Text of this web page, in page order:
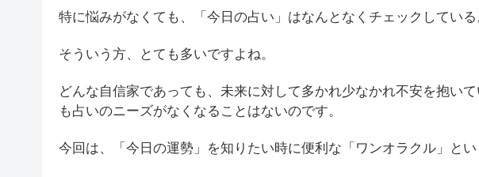
特に悩みがなくても、「今日の占い」はなんとなくチェックしている
そういう方、とても多いですよね。
どんな自信家であっても、未来に対して多かれ少なかれ不安を抱い
も占いのニーズがなくなることはないのです。
今回は、「今日の運勢」を知りたい時に便利な「ワンオラクル」とい